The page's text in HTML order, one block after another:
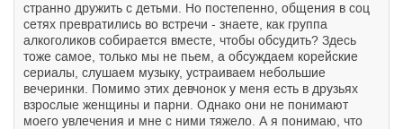
странно дружить с детьми. Но постепенно, общения в соц
сетях превратились во встречи - знаете, как группа
алкоголиков собирается вместе, чтобы обсудить? Здесь
тоже самое, только мы не пьем, а обсуждаем корейские
сериалы, слушаем музыку, устраиваем небольшие
вечеринки. Помимо этих девчонок у меня есть в друзьях
взрослые женщины и парни. Однако они не понимают
моего увлечения и мне с ними тяжело. А я понимаю, что